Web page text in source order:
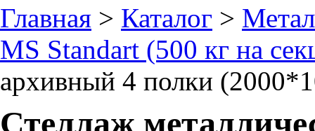
Главная > Каталог >
MS Standart (500 кг на
архивный 4 полки
Стеллаж